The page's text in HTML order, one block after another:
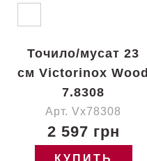
Точило/мусат 23
см Victorinox Wood
7.8308
Арт. Vx78308
2 597 грн
КУПИТЬ